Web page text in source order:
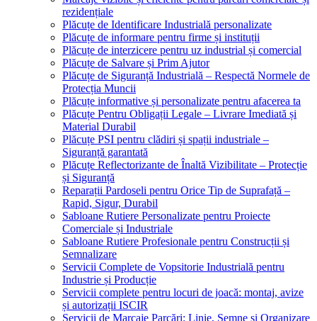
rezidențiale
Plăcuțe de Identificare Industrială personalizate
Plăcuțe de informare pentru firme și instituții
Plăcuțe de interzicere pentru uz industrial și comercial
Plăcuțe de Salvare și Prim Ajutor
Plăcuțe de Siguranță Industrială – Respectă Normele de
Protecția Muncii
Plăcuțe informative și personalizate pentru afacerea ta
Plăcuțe Pentru Obligații Legale – Livrare Imediată și
Material Durabil
Plăcuțe PSI pentru clădiri și spații industriale –
Siguranță garantată
Plăcuțe Reflectorizante de Înaltă Vizibilitate – Protecție
și Siguranță
Reparații Pardoseli pentru Orice Tip de Suprafață –
Rapid, Sigur, Durabil
Sabloane Rutiere Personalizate pentru Proiecte
Comerciale și Industriale
Sabloane Rutiere Profesionale pentru Construcții și
Semnalizare
Servicii Complete de Vopsitorie Industrială pentru
Industrie și Producție
Servicii complete pentru locuri de joacă: montaj, avize
și autorizații ISCIR
Servicii de Marcaje Parcări: Linie, Semne și Organizare